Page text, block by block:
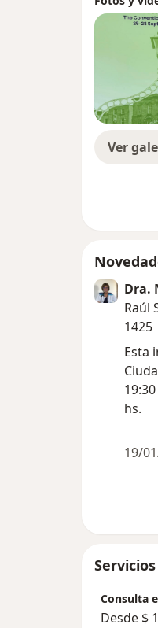
Ver
Dra.
Raúl
1425
Esta
Ciudad
hs.
19/
Consulta
Desde $ 1